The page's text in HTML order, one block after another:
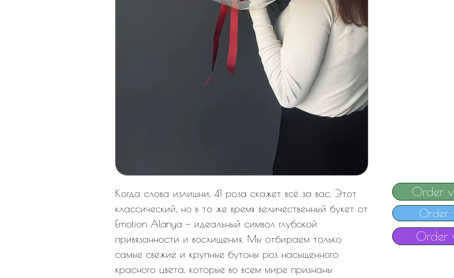
Когда слова излишни, 41 роза скажет всё за вас. Этот
классический, но в то же время величественный букет от
Emotion Alanya — идеальный символ глубокой
привязанности и восхищения. Мы отбираем только
самые свежие и крупные бутоны роз насыщенного
красного цвета, которые во всем мире признаны
Order
Order
Order